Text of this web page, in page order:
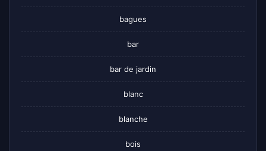
bagues
bar
bar de jardin
blanc
blanche
bois